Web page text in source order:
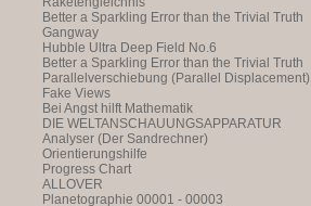
Better a Sparkling Error than the Trivial Truth
Gangway
Hubble Ultra Deep Field No.6
Better a Sparkling Error than the Trivial Truth
Parallelverschiebung (Parallel Displacement)
Fake Views
Bei Angst hilft Mathematik
DIE WELTANSCHAUUNGSAPPARATUR
Analyser (Der Sandrechner)
Orientierungshilfe
Progress Chart
ALLOVER
Planetographie 00001 - 00003